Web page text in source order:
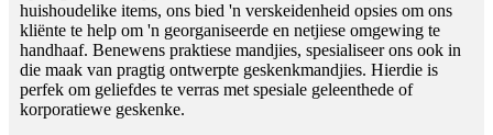
huishoudelike items, ons bied 'n verskeidenheid opsies om ons
kliënte te help om 'n georganiseerde en netjiese omgewing te
handhaaf. Benewens praktiese mandjies, spesialiseer ons ook in
die maak van pragtig ontwerpte geskenkmandjies. Hierdie is
perfek om geliefdes te verras met spesiale geleenthede of
korporatiewe geskenke.